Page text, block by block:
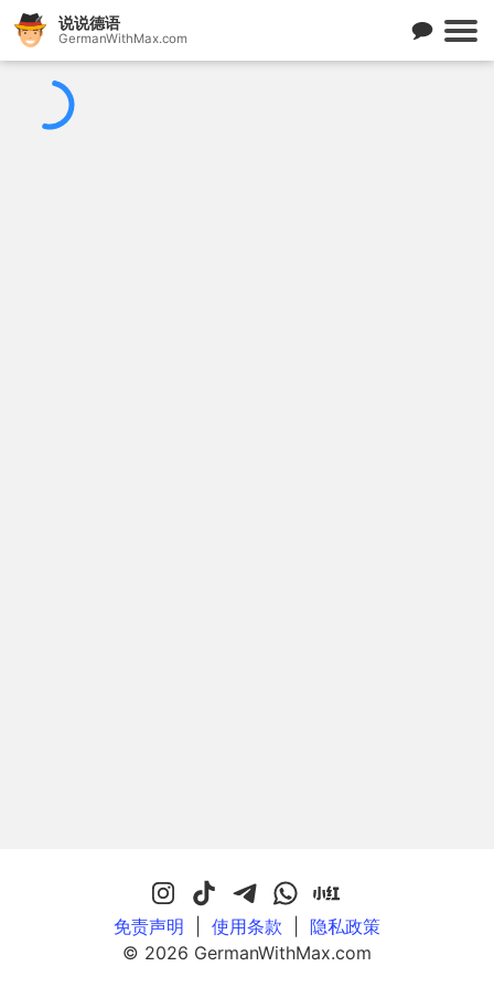
说说德语
GermanWithMax.com
免责声明 使用条款
隐私政策
© 2026 GermanWithMax.com